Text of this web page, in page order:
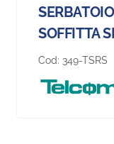
SOFFITTA
Cod: 349-TSRS